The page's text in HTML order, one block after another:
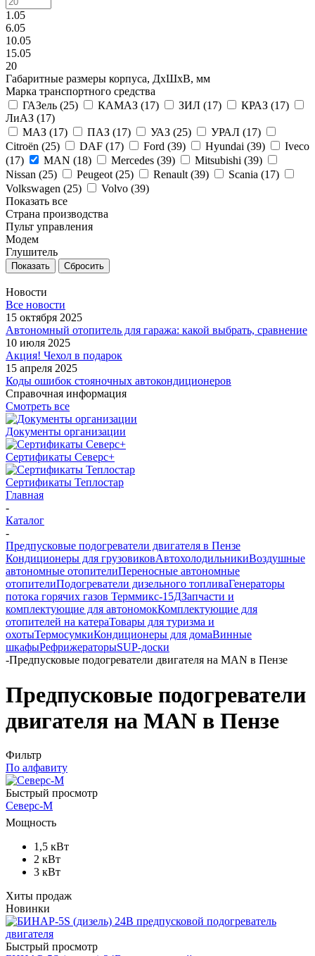
1.05
6.05
10.05
15.05
20
Габаритные размеры корпуса, ДxШxВ, мм
Марка транспортного средства
ГАЗель (25) КАМАЗ (17) ЗИЛ (17) КРАЗ (17)
ЛиАЗ (17)
МАЗ (17) ПАЗ (17) УАЗ (25) УРАЛ (17)
Citroën (25) DAF (17) Ford (39) Hyundai (39)
Iveco
(17) MAN (18) Mercedes (39) Mitsubishi (39)
Nissan (25) Peugeot (25) Renault (39) Scania (17)
Volkswagen (25) Volvo (39)
Показать все
Страна производства
Пульт управления
Модем
Глушитель
Сбросить
Новости
Все новости
15 октября 2025
Автономный отопитель для гаража: какой выбрать, сравнение
10 июля 2025
Акция! Чехол в подарок
15 апреля 2025
Коды ошибок стояночных автокондиционеров
Справочная информация
Смотреть все
Документы организации
Сертификаты Северс+
Сертификаты Теплостар
Главная
-
Каталог
-
Предпусковые подогреватели двигателя в Пензе
Кондиционеры для грузовиковАвтохолодильникиВоздушные
автономные отопителиПереносные автономные
отопителиПодогреватели дизельного топливаГенераторы
потока горячих газов Терммикс-15ДЗапчасти и
комплектующие для автономокКомплектующие для
отопителей на катераТовары для туризма и
охотыТермосумкиКондиционеры для домаВинные
шкафыРефрижераторыSUP-доски
-Предпусковые подогреватели двигателя на MAN в Пензе
Предпусковые подогреватели
двигателя на MAN в Пензе
Фильтр
По алфавиту
Быстрый просмотр
Северс-М
Мощность
1,5 кВт
2 кВт
3 кВт
Хиты продаж
Новинки
Быстрый просмотр